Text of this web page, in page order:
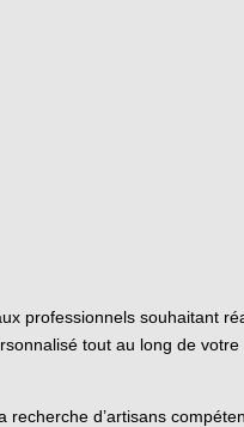
professionnels souhaitant
tout au long de votre
d’artisans